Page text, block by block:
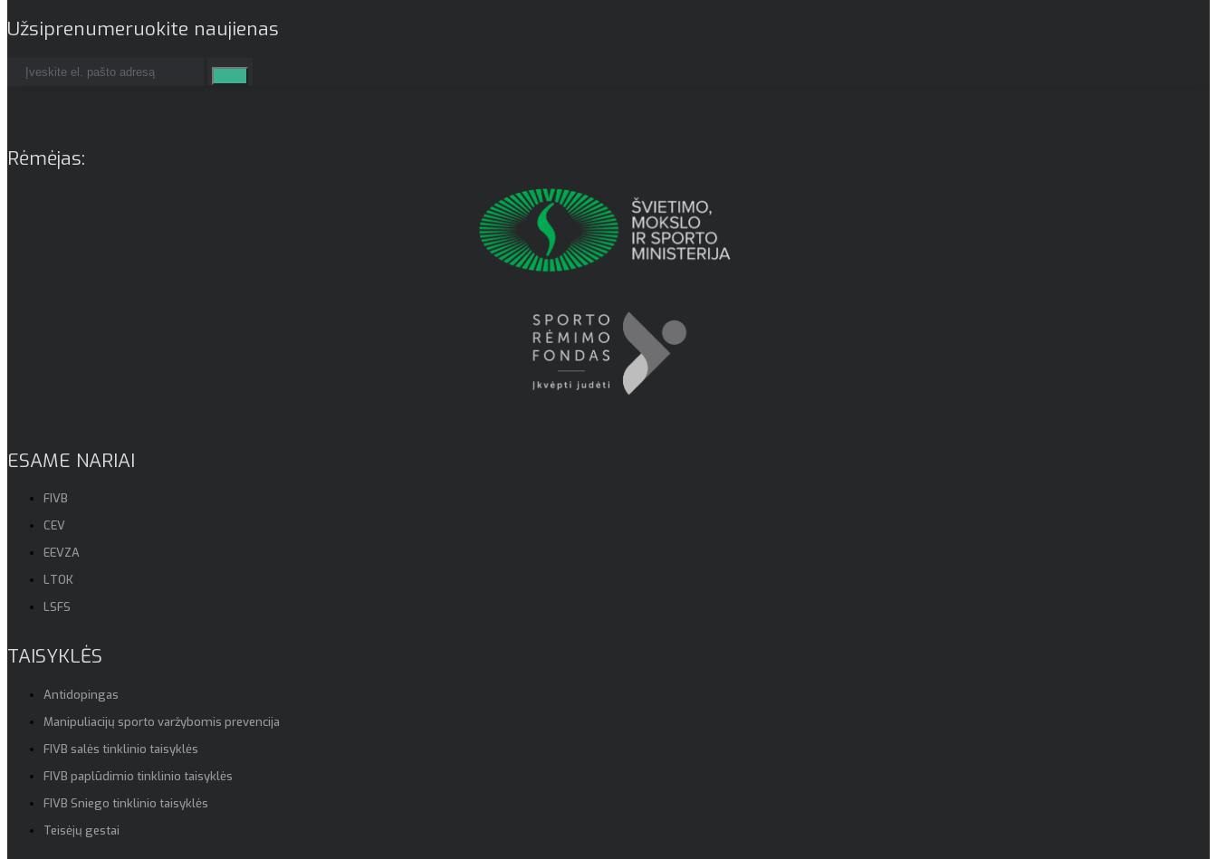
Užsiprenumeruokite naujienas
Rėmėjas:
ESAME NARIAI
FIVB
CEV
EEVZA
LTOK
LSFS
TAISYKLĖS
Antidopingas
Manipuliacijų sporto varžybomis prevencija
FIVB salės tinklinio taisyklės
FIVB paplūdimio tinklinio taisyklės
FIVB Sniego tinklinio taisyklės
Teisėjų gestai